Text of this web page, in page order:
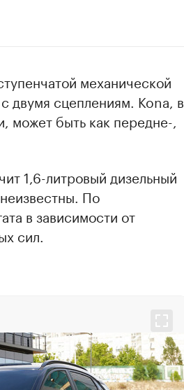
механической
двумя сцеплениям. Kona, в
может быть как передне-,
1,6-литровый дизельный
По
в зависимости от
сил.